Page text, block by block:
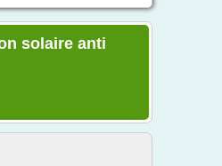
solaire anti